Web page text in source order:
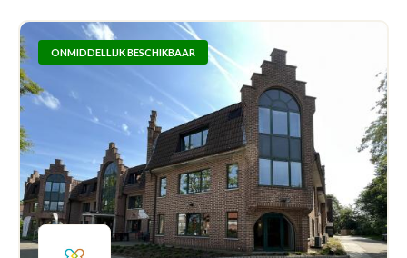
ONMIDDELLIJK BESCHIKBAAR